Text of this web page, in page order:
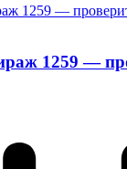
1259 —